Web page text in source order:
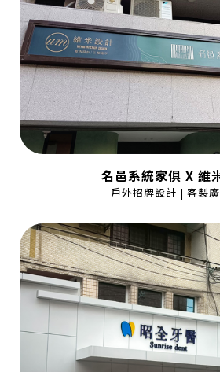
名邑系統家俱 X 維
戶外招牌設計 | 客製